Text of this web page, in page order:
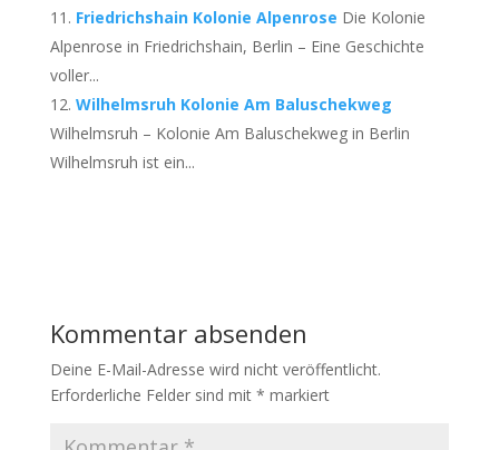
Friedrichshain Kolonie Alpenrose Die Kolonie
Alpenrose in Friedrichshain, Berlin – Eine Geschichte
voller...
Wilhelmsruh Kolonie Am Baluschekweg
Wilhelmsruh – Kolonie Am Baluschekweg in Berlin
Wilhelmsruh ist ein...
Kommentar absenden
Deine E-Mail-Adresse wird nicht veröffentlicht.
Erforderliche Felder sind mit * markiert